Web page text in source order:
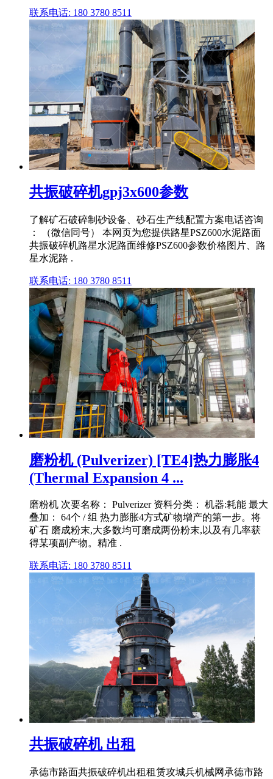
联系电话: 180 3780 8511
共振破碎机gpj3x600参数
了解矿石破碎制砂设备、砂石生产线配置方案电话咨询
： （微信同号） 本网页为您提供路星PSZ600水泥路面
共振破碎机路星水泥路面维修PSZ600参数价格图片、路
星水泥路 .
联系电话: 180 3780 8511
磨粉机 (Pulverizer) [TE4]热力膨胀4
(Thermal Expansion 4 ...
磨粉机 次要名称： Pulverizer 资料分类： 机器:耗能 最大
叠加： 64个 / 组 热力膨胀4方式矿物增产的第一步。将
矿石 磨成粉末,大多数均可磨成两份粉末,以及有几率获
得某项副产物。精准 .
联系电话: 180 3780 8511
共振破碎机 出租
承德市路面共振破碎机出租租赁攻城兵机械网承德市路